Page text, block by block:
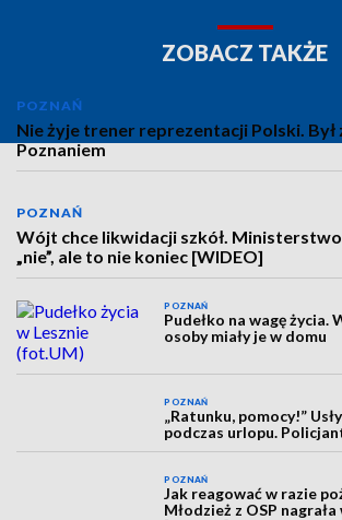
ZOBACZ TAKŻE
POZNAŃ
Nie żyje trener reprezentacji Polski. Był
Poznaniem
POZNAŃ
Wójt chce likwidacji szkół.
„nie”, ale to nie koniec [WIDEO]
POZNAŃ
Pudełko na wagę życia.
osoby miały je w domu
POZNAŃ
„Ratunku, pomocy!”
podczas urlopu.
POZNAŃ
Jak reagować w razie
Młodzież z OSP